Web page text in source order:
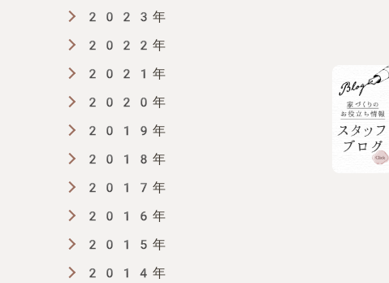
2023年
2022年
2021年
2020年
2019年
2018年
2017年
2016年
2015年
2014年